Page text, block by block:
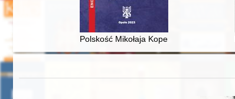
Polskość Mikołaja Kopernika z rodu